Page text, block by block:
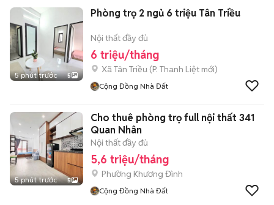
5 phút trước 5
Phòng trọ 2 ngủ 6 triệu Tân Triều
Nội thất đầy đủ
6 triệu/tháng
Xã Tân Triều (P. Thanh Liệt mới)
Cộng Đồng Nhà Đất
5 phút trước 5
Cho thuê phòng trọ full nội thất 341
Quan Nhân
Nội thất đầy đủ
5,6 triệu/tháng
Phường Khương Đình
Cộng Đồng Nhà Đất